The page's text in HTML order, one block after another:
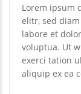
Lorem ipsum
elitr, sed
labore et
voluptua. Ut
exerci tation
aliquip ex ea